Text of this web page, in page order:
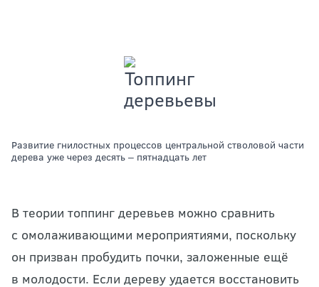
Развитие гнилостных процессов центральной стволовой части
дерева уже через десять ‒ пятнадцать лет
В теории топпинг деревьев можно сравнить
с омолаживающими мероприятиями, поскольку
он призван пробудить почки, заложенные ещё
в молодости. Если дереву удается восстановить